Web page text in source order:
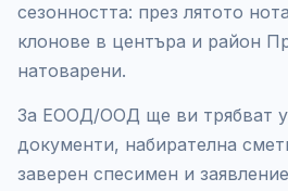
сезонността: през лятото
клонове в центъра и район
натоварени.
За ЕООД/ООД ще ви трябват
документи, набирателна
заверен спесимен и